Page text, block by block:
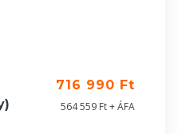
716 990 Ft
564 559 Ft + ÁFA